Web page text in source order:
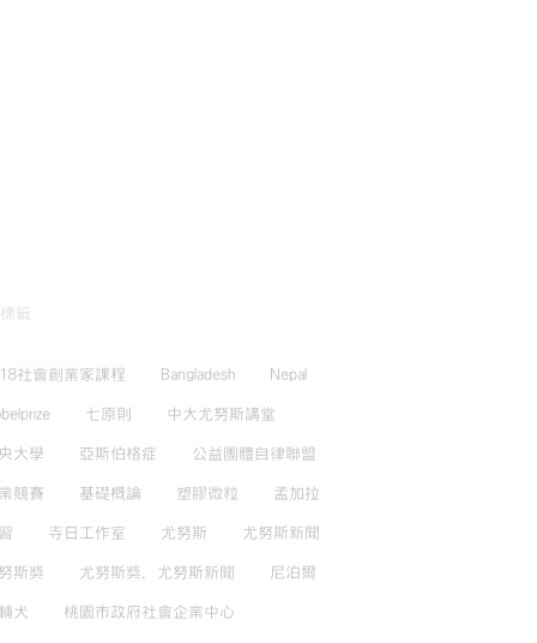
籤
社會創業家課程 Bangladesh Nepal
七原則 中大尤努斯講堂
大學 亞斯伯格症 公益團體自律聯盟
競賽 基礎概論 塑膠微粒 孟加拉
寺日工作室 尤努斯 尤努斯新聞
斯獎 尤努斯獎，尤努斯新聞 尼泊爾
犬 桃園市政府社會企業中心